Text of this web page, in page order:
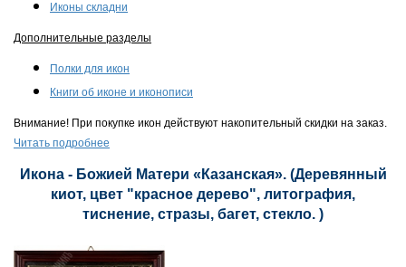
Иконы складни
Дополнительные разделы
Полки для икон
Книги об иконе и иконописи
Внимание! При покупке икон действуют накопительный скидки на заказ.
Читать подробнее
Икона - Божией Матери «Казанская». (Деревянный
киот, цвет "красное дерево", литография,
тиснение, стразы, багет, стекло. )